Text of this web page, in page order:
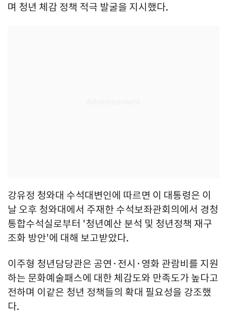
며 청년 체감 정책 적극 발굴을 지시했다.
강유정 청와대 수석대변인에 따르면 이 대통령은 이
날 오후 청와대에서 주재한 수석보좌관회의에서 경청
통합수석실로부터 '청년예산 분석 및 청년정책 재구
조화 방안'에 대해 보고받았다.
이주형 청년담당관은 공연·전시·영화 관람비를 지원
하는 문화예술패스에 대한 체감도와 만족도가 높다고
전하며 이같은 청년 정책들의 확대 필요성을 강조했
다.